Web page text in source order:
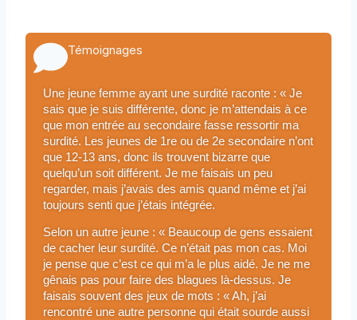
Témoignages
Une jeune femme ayant une surdité raconte : « Je
sais que je suis différente, donc je m’attendais à ce
que mon entrée au secondaire fasse ressortir ma
surdité. Les jeunes de 1re ou de 2e secondaire n’ont
que 12-13 ans, donc ils trouvent bizarre que
quelqu’un soit différent. Je me faisais un peu
regarder, mais j’avais des amis quand même et j’ai
toujours senti que j’étais intégrée.
Selon un autre jeune : « Beaucoup de gens essaient
de cacher leur surdité. Ce n’était pas mon cas. Moi
je pense que c’est ce qui m’a le plus aidé. Je ne me
gênais pas pour faire des blagues là-dessus. Je
faisais souvent des jeux de mots : « Ah, j’ai
rencontré une autre personne qui était sourde aussi